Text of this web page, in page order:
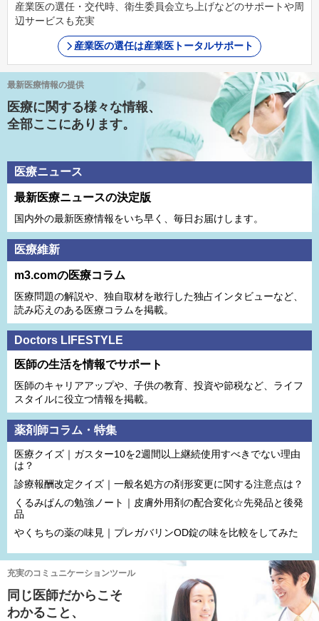
産業医の選任・交代時、衛生委員会立ち上げなどのサポートや周
辺サービスも充実
産業医の選任は産業医トータルサポート
最新医療情報の提供
医療に関する様々な情報、
全部ここにあります。
医療ニュース
最新医療ニュースの決定版
国内外の最新医療情報をいち早く、毎日お届けします。
医療維新
m3.comの医療コラム
医療問題の解説や、独⾃取材を敢⾏した独占インタビューなど、
読み応えのある医療コラムを掲載。
Doctors LIFESTYLE
医師の生活を情報でサポート
医師のキャリアアップや、子供の教育、投資や節税など、ライフ
スタイルに役立つ情報を掲載。
薬剤師コラム・特集
医療クイズ｜ガスター10を2週間以上継続使用すべきでない理由
は？
診療報酬改定クイズ｜一般名処方の剤形変更に関する注意点は？
くるみぱんの勉強ノート｜皮膚外用剤の配合変化☆先発品と後発
品
やくちちの薬の味見｜プレガバリンOD錠の味を比較をしてみた
充実のコミュニケーションツール
同じ医師だからこそ
わかること、